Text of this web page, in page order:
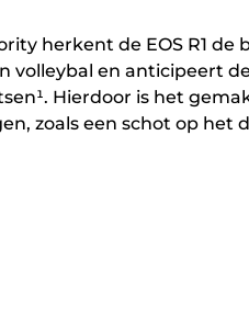
herkent de EOS R1
volleybal en anticipeert
Hierdoor is het
zoals een schot op het